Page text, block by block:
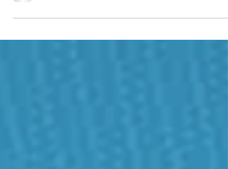
Un registro de la gran Jornada de